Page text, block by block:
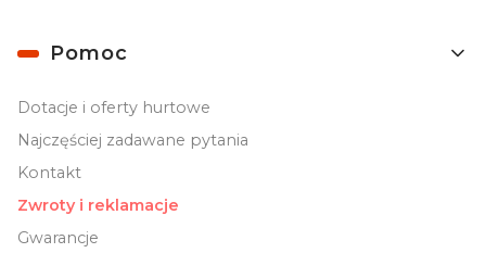
Linki w stopce
Pomoc
Dotacje i oferty hurtowe
Najczęściej zadawane pytania
Kontakt
Zwroty i reklamacje
Gwarancje